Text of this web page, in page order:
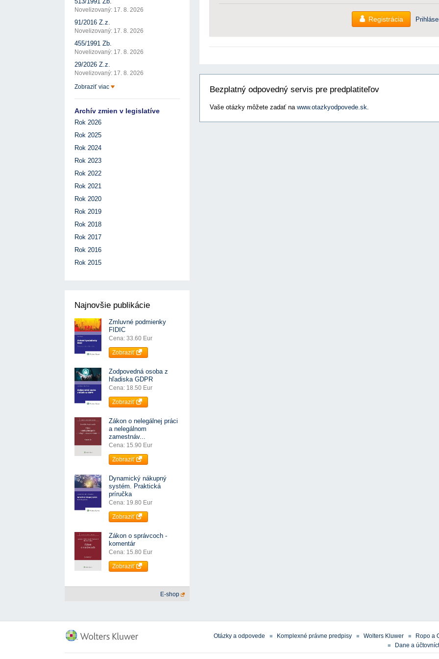
Registrácia
Bezplatný odpovedný servis pre predplatiteľov
Vaše otázky môžete zadať na www.otazkyodpovede.sk.
Novelizovaný: 17. 8. 2026
91/2016 Z.z.
Novelizovaný: 17. 8. 2026
455/1991 Zb.
Novelizovaný: 17. 8. 2026
29/2026 Z.z.
Novelizovaný: 17. 8. 2026
Zobraziť viac
Archív zmien v legislatíve
Rok 2026
Rok 2025
Rok 2024
Rok 2023
Rok 2022
Rok 2021
Rok 2020
Rok 2019
Rok 2018
Rok 2017
Rok 2016
Rok 2015
Najnovšie publikácie
Zmluvné podmienky
FIDIC
Cena: 33.60 Eur
Zobraziť
Zodpovedná osoba z
hľadiska GDPR
Cena: 18.50 Eur
Zobraziť
Zákon o nelegálnej práci
a nelegálnom
zamestnáv...
Cena: 15.90 Eur
Zobraziť
Dynamický nákupný
systém. Praktická
príručka
Cena: 19.80 Eur
Zobraziť
Zákon o správcoch -
komentár
Cena: 15.80 Eur
Zobraziť
E-shop
Otázky a odpovede Komplexné právne predpisy Wolters Kluwer
Ropo a
Dane a